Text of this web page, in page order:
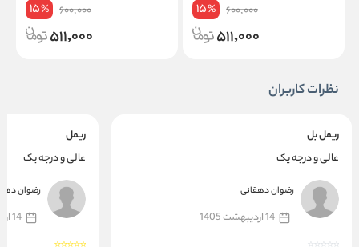
600,000
15%
511,000
600,000
15%
511,000
نظرات کاربران
ریمل بل
عالی و درجه یک
رضوان دهقانی
14 اردیبهشت 1405
ریمل
عالی و درجه یک
رضوان
14 اردیبهشت 1405